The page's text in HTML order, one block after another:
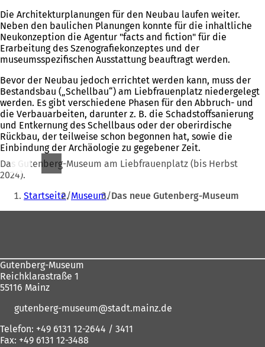
Die Architekturplanungen für den Neubau laufen weiter.
Neben den baulichen Planungen konnte für die inhaltliche
Neukonzeption die Agentur "facts and fiction" für die
Erarbeitung des Szenografiekonzeptes und der
museumsspezifischen Ausstattung beauftragt werden.
Bevor der Neubau jedoch errichtet werden kann, muss der
Bestandsbau („Schellbau“) am Liebfrauenplatz niedergelegt
werden. Es gibt verschiedene Phasen für den Abbruch- und
die Verbauarbeiten, darunter z. B. die Schadstoffsanierung
und Entkernung des Schellbaus oder der oberirdische
Rückbau, der teilweise schon begonnen hat, sowie die
Einbindung der Archäologie zu gegebener Zeit.
Das Gutenberg-Museum am Liebfrauenplatz (bis Herbst
2024).
Sie
befinden
Startseite Museum Das neue Gutenberg-Museum
Gutenberg-Museum
Reichklarastraße 1
55116 Mainz
gutenberg-museum
stadt.mainz de
Telefon: +49 6131 12-2644 / 3411
Fax: +49 6131 12-3488